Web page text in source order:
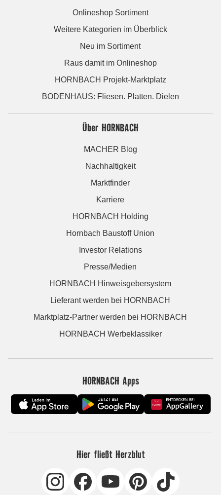
Onlineshop Sortiment
Weitere Kategorien im Überblick
Neu im Sortiment
Raus damit im Onlineshop
HORNBACH Projekt-Marktplatz
BODENHAUS: Fliesen. Platten. Dielen
Über HORNBACH
MACHER Blog
Nachhaltigkeit
Marktfinder
Karriere
HORNBACH Holding
Hornbach Baustoff Union
Investor Relations
Presse/Medien
HORNBACH Hinweisgebersystem
Lieferant werden bei HORNBACH
Marktplatz-Partner werden bei HORNBACH
HORNBACH Werbeklassiker
HORNBACH Apps
Hier fließt Herzblut